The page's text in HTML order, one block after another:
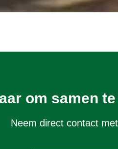
om samen
Neem direct contact